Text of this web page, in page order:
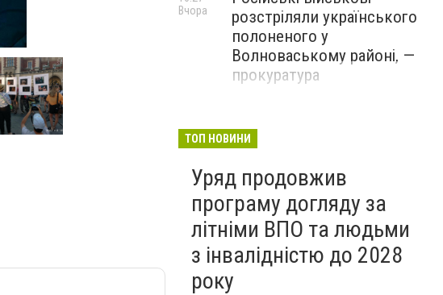
розстріляли українського
полоненого у
Волноваському районі, —
прокуратура
Вчора
адміністрація оскаржує
судами право власності на
житло
Вчора
ТОП НОВИНИ
Уряд продовжив
програму догляду за
літніми ВПО та людьми
з інвалідністю до 2028
року